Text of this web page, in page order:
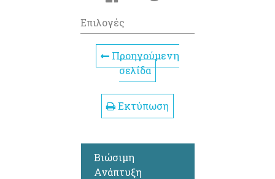
Επιλογές
Προηγούμενη
σελίδα
Εκτύπωση
Βιώσιμη
Ανάπτυξη